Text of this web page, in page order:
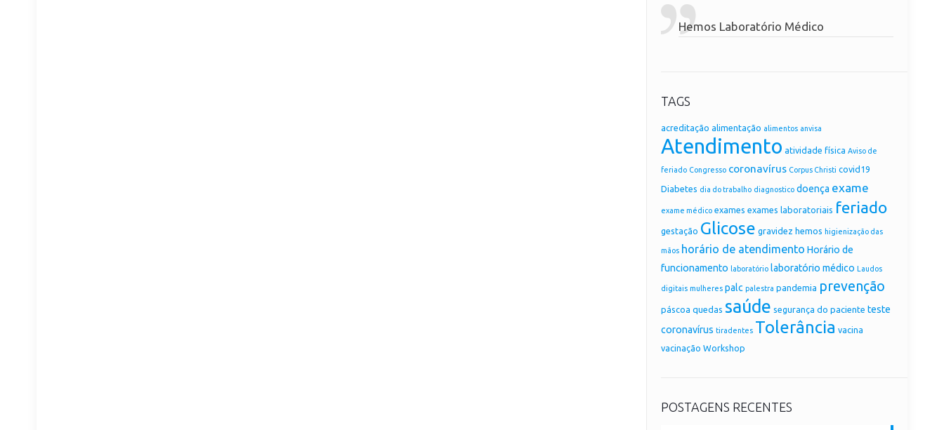
Hemos Laboratório Médico
TAGS
acreditação alimentação alimentos anvisa
Atendimento atividade física Aviso de
feriado Congresso coronavírus Corpus Christi covid19
Diabetes dia do trabalho diagnostico doença exame
exame médico exames exames laboratoriais feriado
gestação Glicose gravidez hemos higienização das
mãos horário de atendimento Horário de
funcionamento laboratório laboratório médico Laudos
digitais mulheres palc palestra pandemia prevenção
páscoa quedas saúde segurança do paciente teste
coronavírus tiradentes Tolerância vacina
vacinação Workshop
POSTAGENS RECENTES